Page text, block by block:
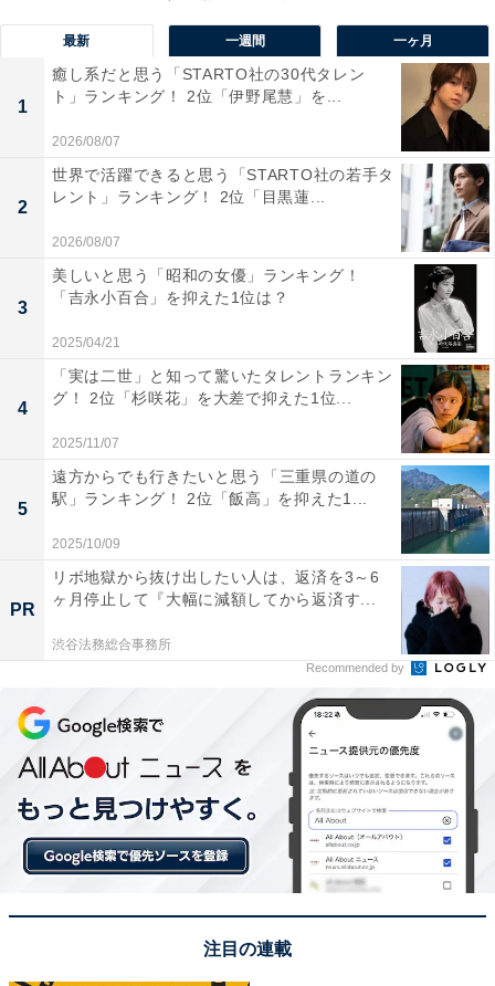
1位：ちゃんみな／77票
View this post on Instagram
最新 一週間 一ヶ月
1
癒し系だと思う「STARTO社の30代タレン
ト」ランキング！ 2位「伊野尾慧」を...
2026/08/07
2
世界で活躍できると思う「STARTO社の若手タ
レント」ランキング！ 2位「目黒蓮...
2026/08/07
3
美しいと思う「昭和の女優」ランキング！
「吉永小百合」を抑えた1位は？
2025/04/21
4
「実は二世」と知って驚いたタレントランキン
グ！ 2位「杉咲花」を大差で抑えた1位...
2025/11/07
5
遠方からでも行きたいと思う「三重県の道の
駅」ランキング！ 2位「飯高」を抑えた1...
2025/10/09
PR
リボ地獄から抜け出したい人は、返済を3～6
ヶ月停止して『大幅に減額してから返済す...
渋谷法務総合事務所
Recommended by
注目の連載